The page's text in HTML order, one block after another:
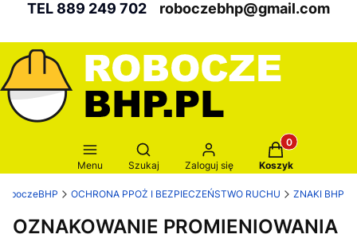
TEL 889 249 702 roboczebhp@gmail.com
Menu
Otwórz wyszukiwarkę
Szukaj Zaloguj się
Produkty w
Koszyk
OCHRONA PPOŻ I BEZPIECZEŃSTWO RUCHU ZNAKI BHP
OZNAKOWANIE PROMIENIOWANIA